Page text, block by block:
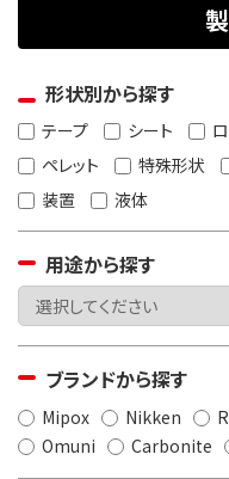
形状別から探す
テープ シート
ペレット
特殊形状
装置
液体
用途から探す
ブランドから探す
Mipox Nikken
Omuni
Carbonite